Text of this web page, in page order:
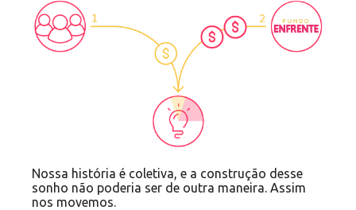
Nossa história é coletiva, e a construção desse
sonho não poderia ser de outra maneira. Assim
nos movemos.